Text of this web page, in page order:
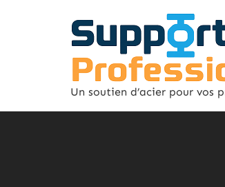
Un soutien d’acier pour vos